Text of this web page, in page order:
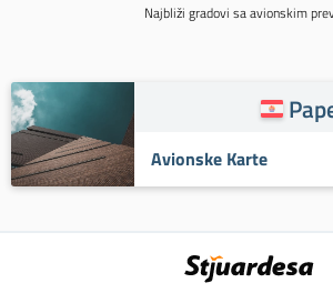
Najbliži gradovi sa avionskim
Avionske Karte